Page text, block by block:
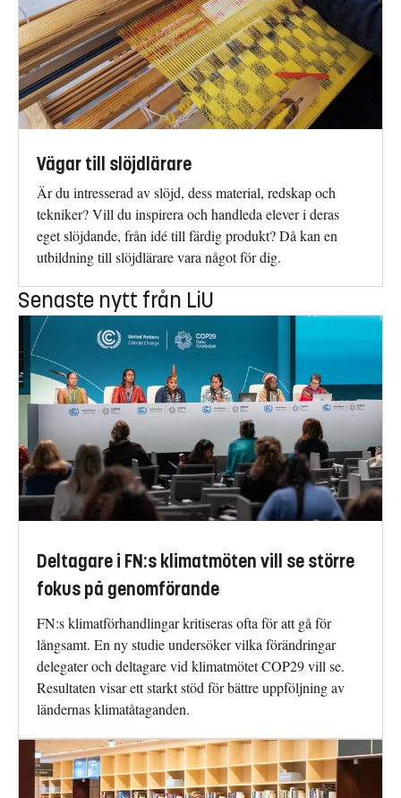
Vägar till slöjdlärare
Är du intresserad av slöjd, dess material, redskap och
tekniker? Vill du inspirera och handleda elever i deras
eget slöjdande, från idé till färdig produkt? Då kan en
utbildning till slöjdlärare vara något för dig.
Senaste nytt från LiU
Deltagare i FN:s klimatmöten vill se större
fokus på genomförande
FN:s klimatförhandlingar kritiseras ofta för att gå för
långsamt. En ny studie undersöker vilka förändringar
delegater och deltagare vid klimatmötet COP29 vill se.
Resultaten visar ett starkt stöd för bättre uppföljning av
ländernas klimatåtaganden.